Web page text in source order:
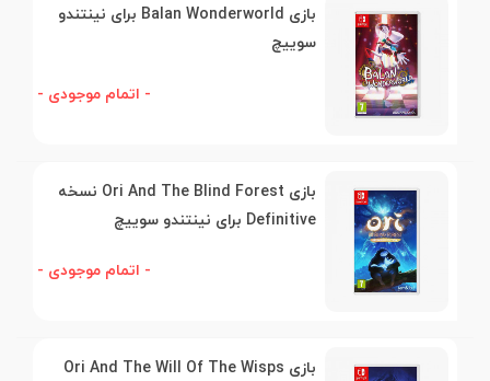
بازی Balan Wonderworld برای نینتندو
سوییچ
- اتمام موجودی -
بازی Ori And The Blind Forest نسخه
Definitive برای نینتندو سوییچ
- اتمام موجودی -
بازی Ori And The Will Of The Wisps